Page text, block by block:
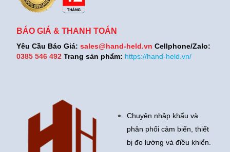
BÁO GIÁ & THANH TOÁN
Yêu Cầu Báo Giá: sales@hand-held.vn Cellphone/Zalo:
0385 546 492Trang sản phẩm: https://hand-held.vn/
Chuyên nhập khẩu và
phân phối cảm biến, thiết
bị đo lường và điều khiển.